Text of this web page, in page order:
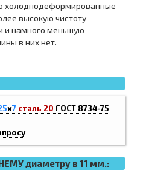
холоднодеформированные
высокую чистоту
и намного меньшую
в них нет.
х7 сталь 20 ГОСТ 8734-75
диаметру в 11 мм.: